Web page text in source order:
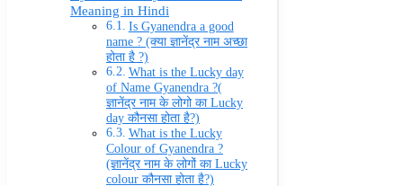
Meaning in Hindi
Is Gyanendra a good
name ? (क्या ज्ञानेंद्र नाम अच्छा
होता है ?)
What is the Lucky day
of Name Gyanendra ?(
ज्ञानेंद्र नाम के लोगो का Lucky
day कौनसा होता है?)
What is the Lucky
Colour of Gyanendra ?
(ज्ञानेंद्र नाम के लोगों का Lucky
colour कौनसा होता है?)